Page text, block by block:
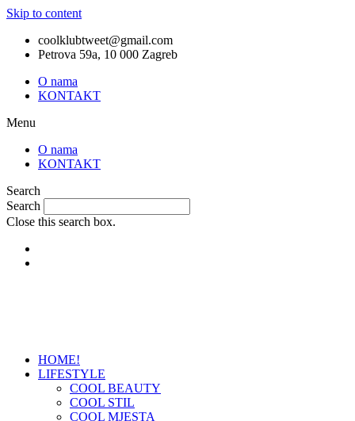
Skip to content
coolklubtweet@gmail.com
Petrova 59a, 10 000 Zagreb
O nama
KONTAKT
Menu
O nama
KONTAKT
Search
Search
Close this search box.
HOME!
LIFESTYLE
COOL BEAUTY
COOL STIL
COOL MJESTA